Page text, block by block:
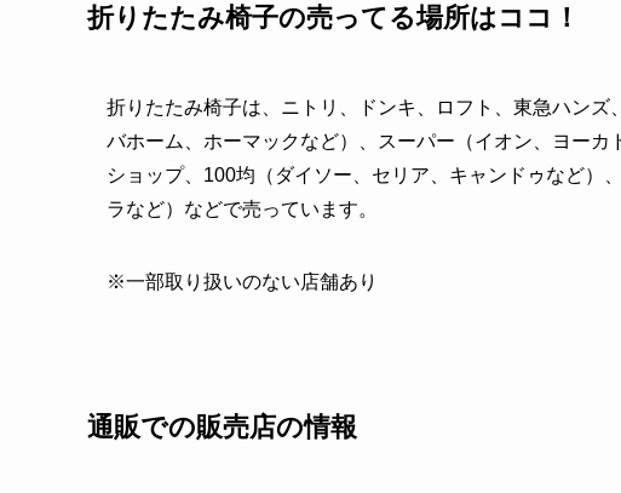
折りたたみ椅子の売ってる場所はココ！
折りたたみ椅子は、ニトリ、ドンキ、ロフト、東急ハン
バホーム、ホーマックなど）、スーパー（イオン、ヨー
ショップ、100均（ダイソー、セリア、キャンドゥなど）
ラなど）などで売っています。
※一部取り扱いのない店舗あり
通販での販売店の情報